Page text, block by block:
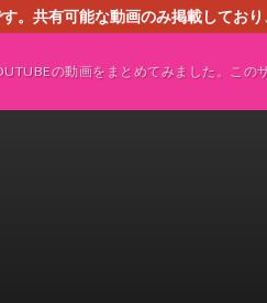
。共有可能な動画のみ掲載して
の動画をまとめてみました。この